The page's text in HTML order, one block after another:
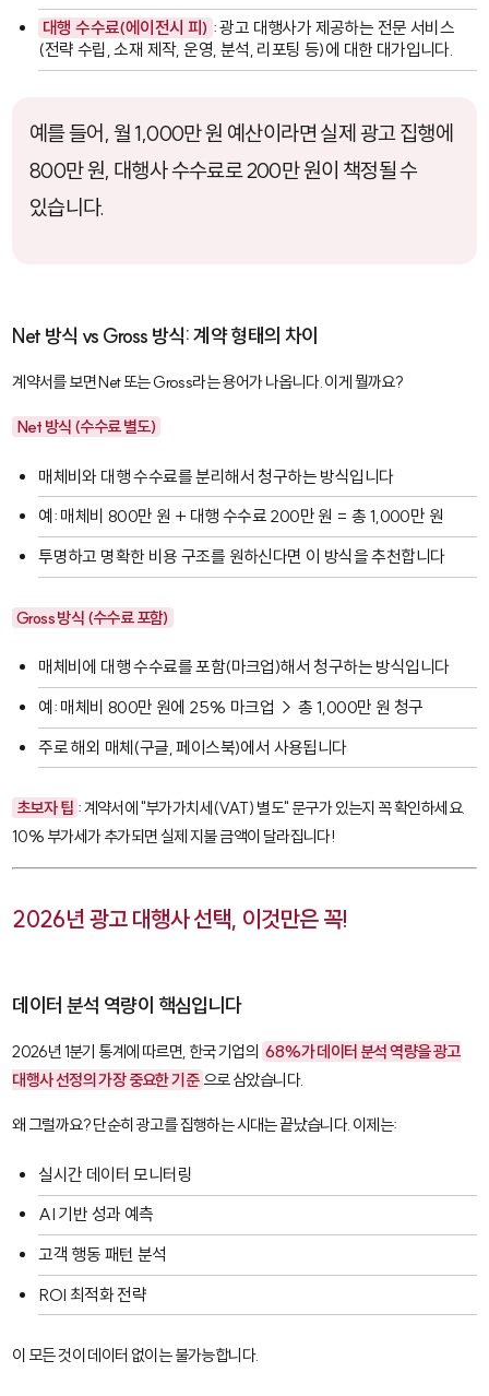
대행 수수료(에이전시 피) : 광고 대행사가 제공하는 전문 서비스
(전략 수립, 소재 제작, 운영, 분석, 리포팅 등)에 대한 대가입니다.
예를 들어, 월 1,000만 원 예산이라면 실제 광고 집행에
800만 원, 대행사 수수료로 200만 원이 책정될 수
있습니다.
Net 방식 vs Gross 방식: 계약 형태의 차이
계약서를 보면Net또는Gross라는 용어가 나옵니다. 이게 뭘까요?
Net 방식 (수수료 별도)
매체비와 대행 수수료를 분리해서 청구하는 방식입니다
예: 매체비 800만 원 + 대행 수수료 200만 원 = 총 1,000만 원
투명하고 명확한 비용 구조를 원하신다면 이 방식을 추천합니다
Gross 방식 (수수료 포함)
매체비에 대행 수수료를 포함(마크업)해서 청구하는 방식입니다
예: 매체비 800만 원에 25% 마크업 → 총 1,000만 원 청구
주로 해외 매체(구글, 페이스북)에서 사용됩니다
초보자 팁 : 계약서에 "부가가치세(VAT) 별도" 문구가 있는지 꼭 확인하세요.
10% 부가세가 추가되면 실제 지불 금액이 달라집니다!
2026년 광고 대행사 선택, 이것만은 꼭!
데이터 분석 역량이 핵심입니다
2026년 1분기 통계에 따르면, 한국 기업의 68%가 데이터 분석 역량을 광고
대행사 선정의 가장 중요한 기준 으로 삼았습니다.
왜 그럴까요? 단순히 광고를 집행하는 시대는 끝났습니다. 이제는:
실시간 데이터 모니터링
AI 기반 성과 예측
고객 행동 패턴 분석
ROI 최적화 전략
이 모든 것이 데이터 없이는 불가능합니다.